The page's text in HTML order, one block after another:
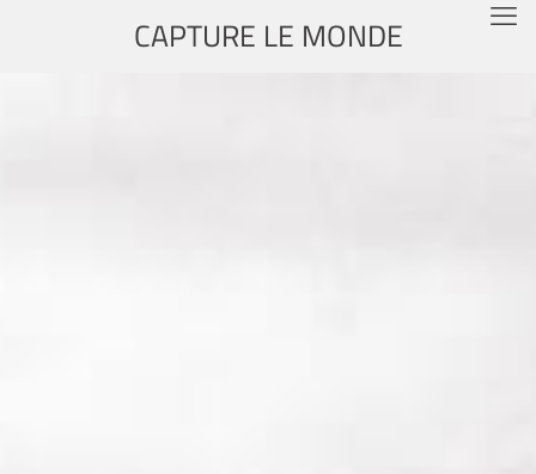
CAPTURE LE MONDE